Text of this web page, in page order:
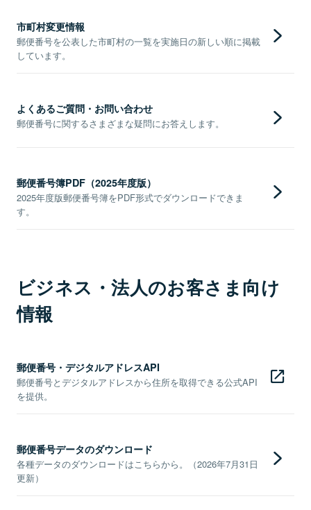
市町村変更情報
郵便番号を公表した市町村の一覧を実施日の新しい順に掲載
しています。
よくあるご質問・お問い合わせ
郵便番号に関するさまざまな疑問にお答えします。
郵便番号簿PDF（2025年度版）
2025年度版郵便番号簿をPDF形式でダウンロードできま
す。
ビジネス・法人のお客さま向け
情報
郵便番号・デジタルアドレスAPI
郵便番号とデジタルアドレスから住所を取得できる公式API
を提供。
郵便番号データのダウンロード
各種データのダウンロードはこちらから。（2026年7月31日
更新）